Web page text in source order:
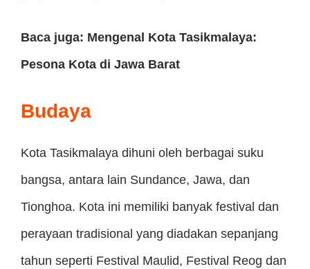
Baca juga: Mengenal Kota Tasikmalaya:
Pesona Kota di Jawa Barat
Budaya
Kota Tasikmalaya dihuni oleh berbagai suku
bangsa, antara lain Sundance, Jawa, dan
Tionghoa. Kota ini memiliki banyak festival dan
perayaan tradisional yang diadakan sepanjang
tahun seperti Festival Maulid, Festival Reog dan